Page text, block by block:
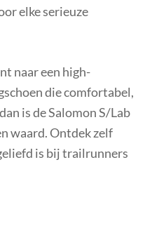
elke serieuze
naar een high-
die comfortabel,
is de Salomon S/Lab
waard. Ontdek zelf
is bij trailrunners